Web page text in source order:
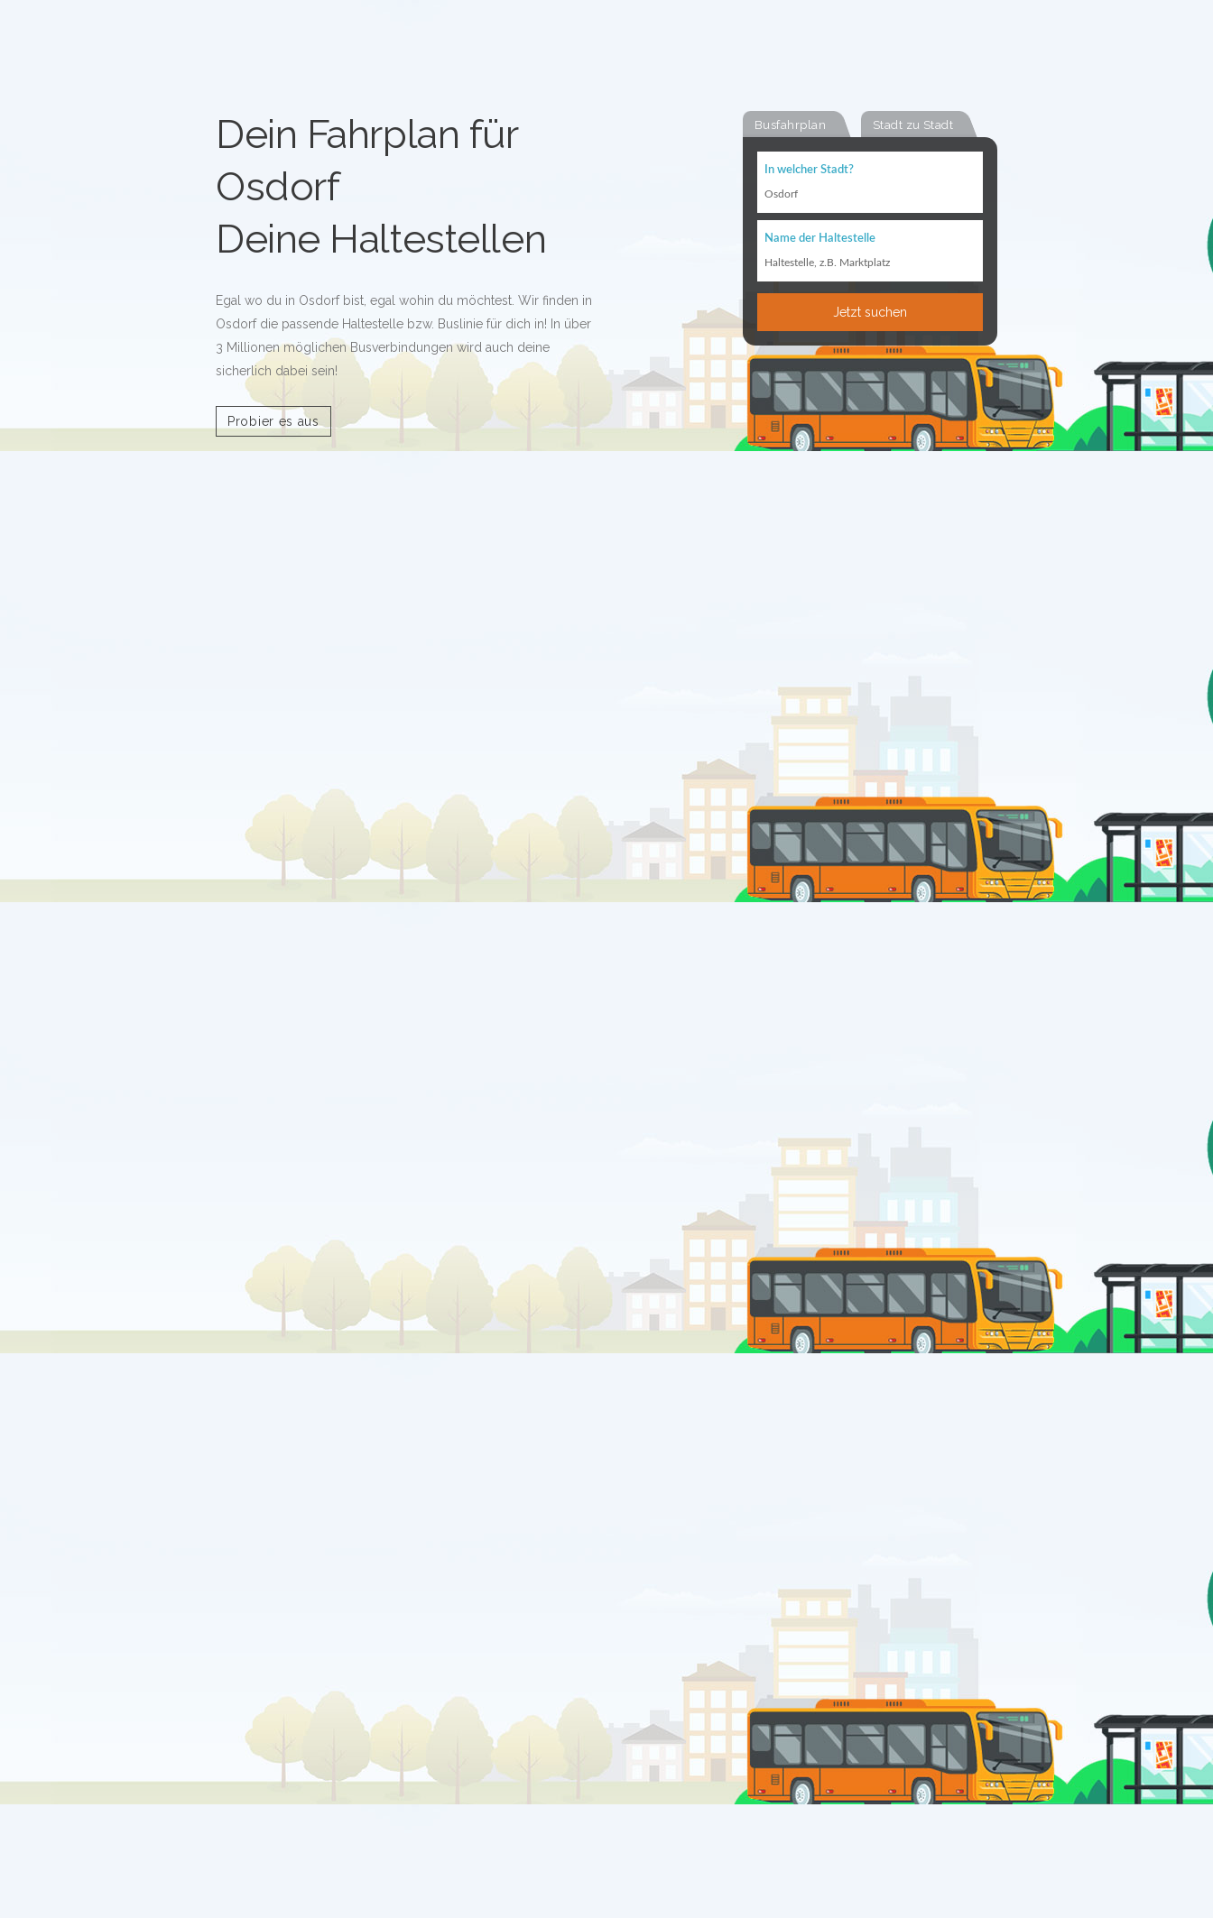
Busfahrplan Stadt zu Stadt
In welcher Stadt?
Osdorf
Name der Haltestelle
Haltestelle, z.B. Marktplatz
Jetzt suchen
Dein Fahrplan für
Osdorf
Deine Haltestellen
Egal wo du in Osdorf bist, egal wohin du möchtest. Wir finden in
Osdorf die passende Haltestelle bzw. Buslinie für dich in! In über
3 Millionen möglichen Busverbindungen wird auch deine
sicherlich dabei sein!
Probier es aus